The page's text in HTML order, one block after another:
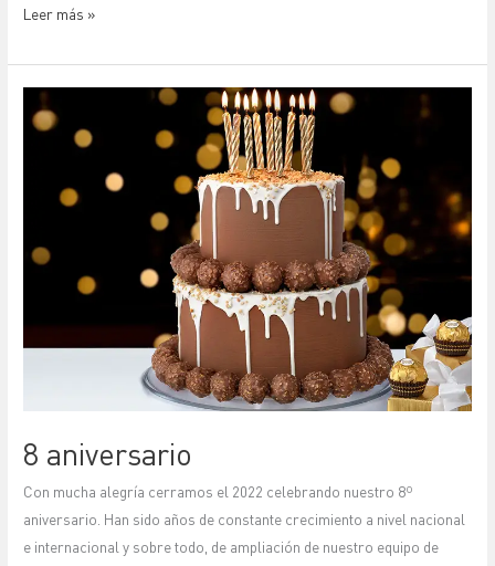
Leer más »
8 aniversario
Con mucha alegría cerramos el 2022 celebrando nuestro 8º
aniversario. Han sido años de constante crecimiento a nivel nacional
e internacional y sobre todo, de ampliación de nuestro equipo de
aniversario